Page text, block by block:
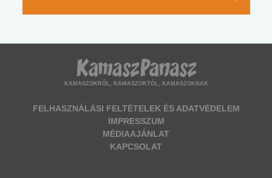
KAMASZOKRÓL, KAMASZOKTÓL, KAMASZOKNAK
FELHASZNÁLÁSI FELTÉTELEK ÉS ADATVÉDELEM
IMPRESSZUM
MÉDIAAJÁNLAT
KAPCSOLAT